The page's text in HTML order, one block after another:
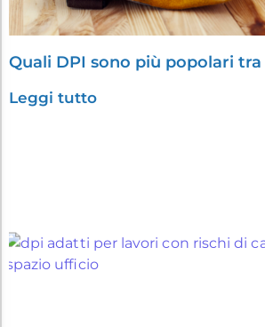
Quali DPI sono più popolari
Leggi tutto